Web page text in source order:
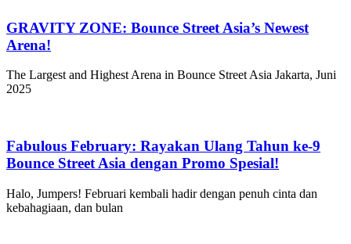
GRAVITY ZONE: Bounce Street Asia’s Newest
Arena!
The Largest and Highest Arena in Bounce Street Asia Jakarta, Juni
2025
Fabulous February: Rayakan Ulang Tahun ke-9
Bounce Street Asia dengan Promo Spesial!
Halo, Jumpers! Februari kembali hadir dengan penuh cinta dan
kebahagiaan, dan bulan